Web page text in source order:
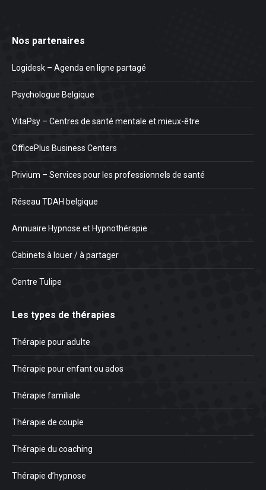
Nos partenaires
Logidesk – Agenda en ligne partagé
Psychologue Belgique
VitaPsy – Centres de santé mentale et mieux-être
OfficePlus Business Centers
Privium – Services pour les professionnels de santé
Réseau TDAH belgique
Annuaire Hypnose et Hypnothérapie
Cabinets à louer / à partager
Centre Tulipe
Les types de thérapies
Thérapie pour adulte
Thérapie pour enfant ou ados
Thérapie familiale
Thérapie de couple
Thérapie du coaching
Thérapie d’hypnose